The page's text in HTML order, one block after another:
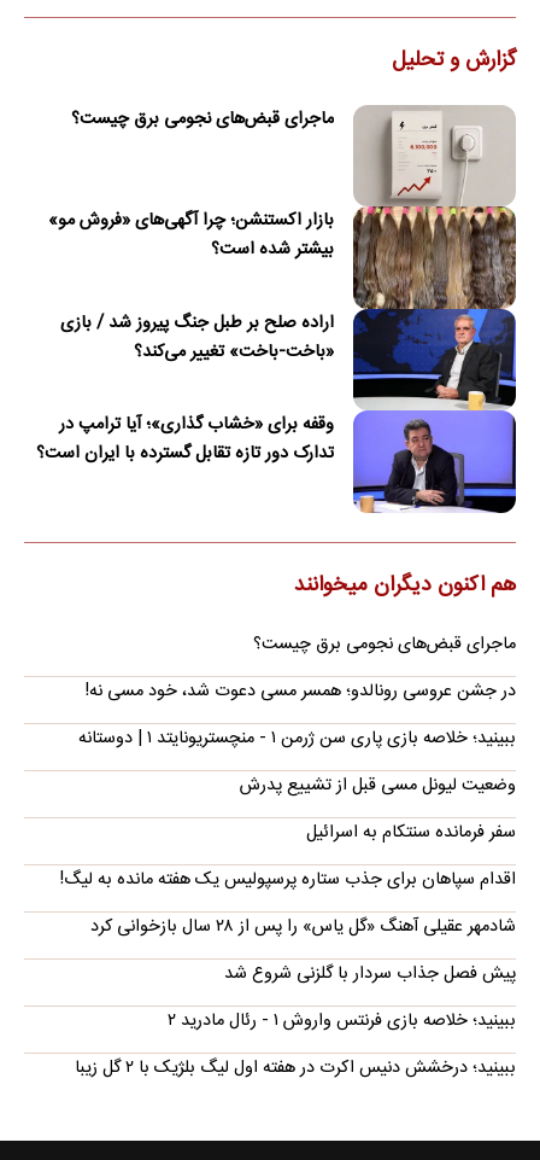
گزارش و تحلیل
ماجرای قبض‌های نجومی برق چیست؟
بازار اکستنشن؛ چرا آگهی‌های «فروش مو»
بیشتر شده است؟
اراده صلح بر طبل جنگ پیروز شد / بازی
«باخت-باخت» تغییر می‌کند؟
وقفه برای «خشاب گذاری»؛ آیا ترامپ در
تدارک دور تازه تقابل گسترده با ایران است؟
هم اکنون دیگران میخوانند
ماجرای قبض‌های نجومی برق چیست؟
در جشن عروسی رونالدو؛ همسر مسی دعوت شد، خود مسی نه!
ببینید؛ خلاصه بازی پاری سن ژرمن ۱ - منچستریونایتد ۱ | دوستانه
وضعیت لیونل مسی قبل از تشییع پدرش
سفر فرمانده سنتکام به اسرائیل
اقدام سپاهان برای جذب ستاره پرسپولیس یک هفته مانده به لیگ!
شادمهر عقیلی آهنگ «گل یاس» را پس از ۲۸ سال بازخوانی کرد
پیش فصل جذاب سردار با گلزنی شروع شد
ببینید؛ خلاصه بازی فرنتس واروش ۱ - رئال مادرید ۲
ببینید؛ درخشش دنیس اکرت در هفته اول لیگ بلژیک با ۲ گل زیبا